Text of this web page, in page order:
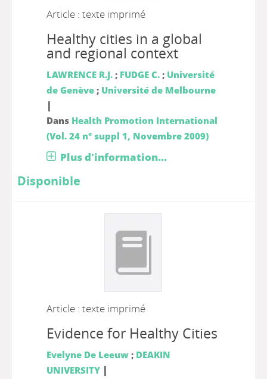
Article : texte imprimé
Healthy cities in a global
and regional context
LAWRENCE R.J.; FUDGE C.; Université
de Genève; Université de Melbourne
|
Dans Health Promotion International
(Vol. 24 n° suppl 1, Novembre 2009)
Plus d'information...
Disponible
Article : texte imprimé
Evidence for Healthy Cities
Evelyne De Leeuw; DEAKIN
UNIVERSITY |